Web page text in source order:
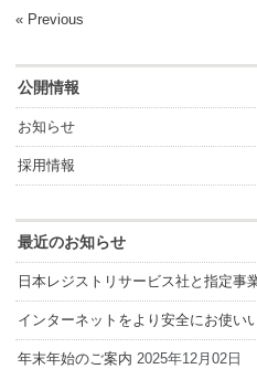
«Previous
公開情報
お知らせ
採用情報
最近のお知らせ
日本レジストリサービス社と指定事
インターネットをより安全にお使い
年末年始のご案内 2025年12月02日